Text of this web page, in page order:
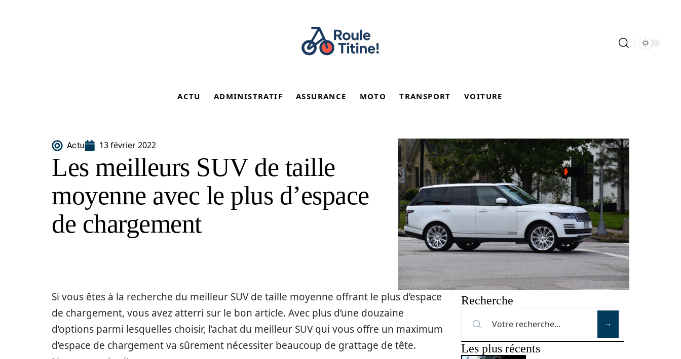
ACTU ADMINISTRATIF ASSURANCE MOTO TRANSPORT VOITURE
Actu 13 février 2022
Les meilleurs SUV de taille
moyenne avec le plus d’espace
de chargement
Si vous êtes à la recherche du meilleur SUV de taille moyenne offrant le plus d’espace
de chargement, vous avez atterri sur le bon article. Avec plus d’une douzaine
d’options parmi lesquelles choisir, l’achat du meilleur SUV qui vous offre un maximum
d’espace de chargement va sûrement nécessiter beaucoup de grattage de tête.
Recherche
Les plus récents